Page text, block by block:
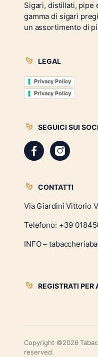
Sigari, distillati, pipe
gamma di sigari
un assortimento di
LEGAL
Privacy Policy
Privacy Policy
SEGUICI SUI
CONTATTI
Via Giardini Vittorio
Telefono: +39
INFO –
REGISTRATI PER
Copyright ©2026
reserved.